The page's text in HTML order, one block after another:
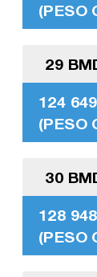
(PESO
29
124
(PESO
30
128
(PESO